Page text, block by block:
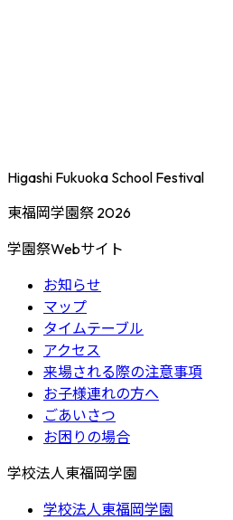
Higashi Fukuoka School Festival
東福岡学園祭 2026
学園祭Webサイト
お知らせ
マップ
タイムテーブル
アクセス
来場される際の注意事項
お子様連れの方へ
ごあいさつ
お困りの場合
学校法人東福岡学園
学校法人東福岡学園